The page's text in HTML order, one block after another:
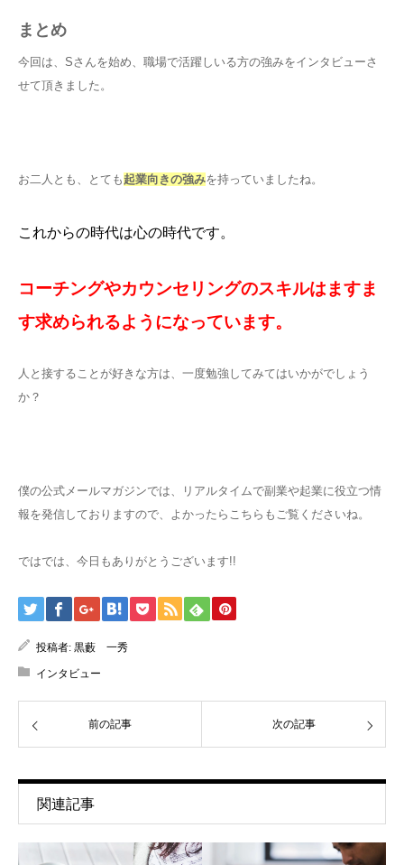
まとめ
今回は、Sさんを始め、職場で活躍しいる方の強みをインタビューさ
せて頂きました。
お二人とも、とても起業向きの強みを持っていましたね。
これからの時代は心の時代です。
コーチングやカウンセリングのスキルはますま
す求められるようになっています。
人と接することが好きな方は、一度勉強してみてはいかがでしょう
か？
僕の公式メールマガジンでは、リアルタイムで副業や起業に役立つ情
報を発信しておりますので、よかったらこちらもご覧くださいね。
ではでは、今日もありがとうございます!!
投稿者: 黒藪 一秀
インタビュー
前の記事 次の記事
関連記事